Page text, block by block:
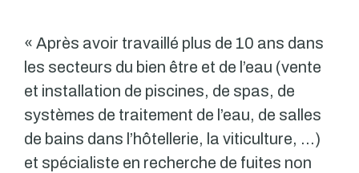
« Après avoir travaillé plus de 10 ans dans
les secteurs du bien être et de l’eau (vente
et installation de piscines, de spas, de
systèmes de traitement de l’eau, de salles
de bains dans l’hôtellerie, la viticulture, …)
et spécialiste en recherche de fuites non